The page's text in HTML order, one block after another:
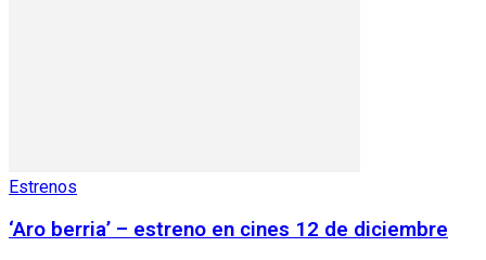
Estrenos
‘Aro berria’ – estreno en cines 12 de diciembre